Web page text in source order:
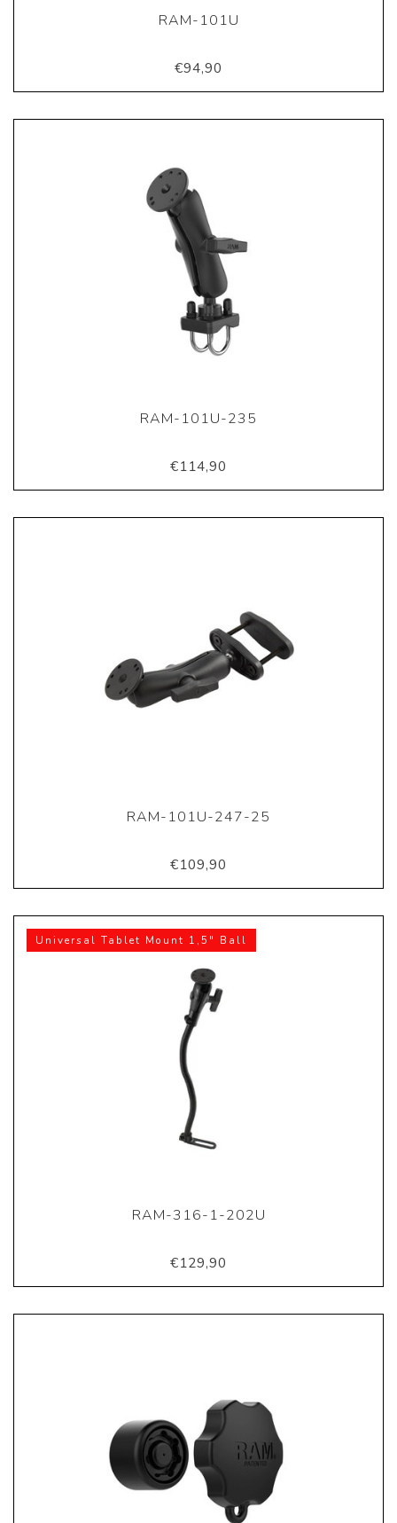
RAM-101U
€94,90
RAM-101U-235
€114,90
RAM-101U-247-25
€109,90
Universal Tablet Mount 1,5" Ball
RAM-316-1-202U
€129,90